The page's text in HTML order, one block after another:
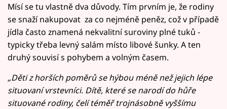
Mísí se tu vlastně dva důvody. Tím prvním je, že rodiny
se snaží nakupovat za co nejméně peněz, což v případě
jídla často znamená nekvalitní suroviny plné tuků -
typicky třeba levný salám místo libové šunky. A ten
druhý souvisí s pohybem a volným časem.
„Děti z horších poměrů se hýbou méně než jejich lépe
situovaní vrstevníci. Dítě, které se narodí do hůře
situované rodiny, čelí téměř trojnásobně vyššímu